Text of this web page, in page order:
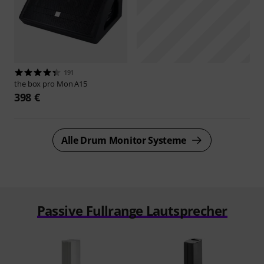
191
the box pro Mon A15
398 €
Alle Drum Monitor Systeme
Passive Fullrange Lautsprecher